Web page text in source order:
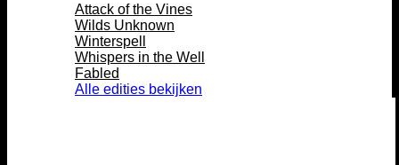
Attack of the Vines
Wilds Unknown
Winterspell
Whispers in the Well
Fabled
Alle edities bekijken